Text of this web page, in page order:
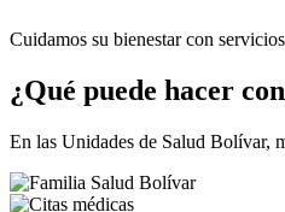
Cuidamos su bienestar con
¿Qué puede hacer
En las Unidades de Salud Bolívar,